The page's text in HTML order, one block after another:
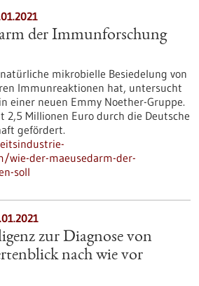
der Immunforschung
mikrobielle Besiedelung von
Immunreaktionen hat, untersucht
einer neuen Emmy Noether-Gruppe.
2,5 Millionen Euro durch die Deutsche
gefördert.
wie-der-maeusedarm-der-
soll
zur Diagnose von
nach wie vor